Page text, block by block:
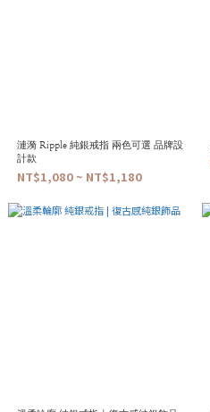
漣漪 Ripple 純銀戒指 兩色可選 品牌設
計款
NT$1,080 ~ NT$1,180